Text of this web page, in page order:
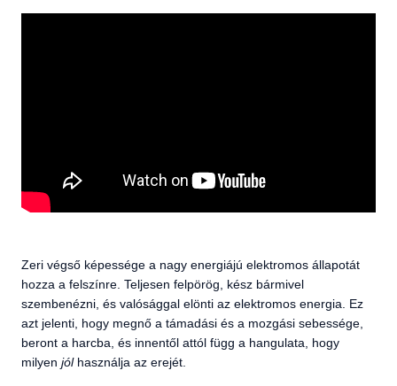
Zeri végső képessége a nagy energiájú elektromos állapotát
hozza a felszínre. Teljesen felpörög, kész bármivel
szembenézni, és valósággal elönti az elektromos energia. Ez
azt jelenti, hogy megnő a támadási és a mozgási sebessége,
beront a harcba, és innentől attól függ a hangulata, hogy
milyen jól használja az erejét.